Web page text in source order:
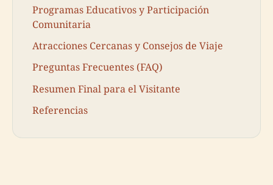
Programas Educativos y Participación
Comunitaria
Atracciones Cercanas y Consejos de Viaje
Preguntas Frecuentes (FAQ)
Resumen Final para el Visitante
Referencias